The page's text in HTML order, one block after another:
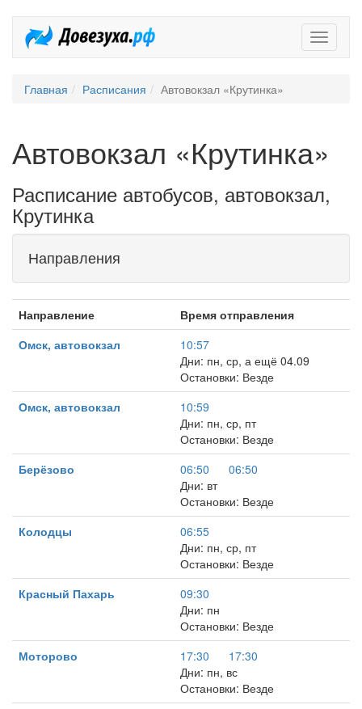
Главная Расписания Автовокзал «Крутинка»
Автовокзал «Крутинка»
Расписание автобусов, автовокзал,
Крутинка
Направления
Направление
Время отправления
Омск, автовокзал
10:57
Дни: пн, ср, а ещё 04.09
Остановки: Везде
Омск, автовокзал
10:59
Дни: пн, ср, пт
Остановки: Везде
Берёзово
06:50
06:50
Дни: вт
Остановки: Везде
Колодцы
06:55
Дни: пн, ср, пт
Остановки: Везде
Красный Пахарь
09:30
Дни: пн
Остановки: Везде
Моторово
17:30
17:30
Дни: пн, вс
Остановки: Везде